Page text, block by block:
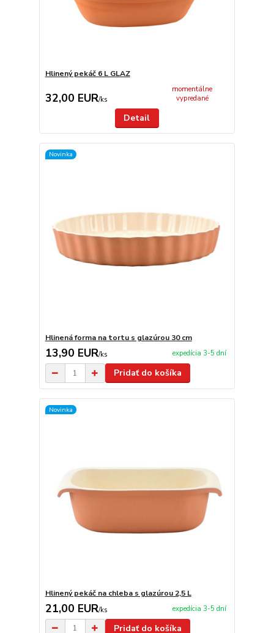
Hlinený pekáč 6 L GLAZ
32,00 EUR/ks
momentálne
vypredané
Detail
Novinka
Hlinená forma na tortu s glazúrou 30 cm
13,90 EUR/ks expedícia 3-5 dní
Pridať do košíka
Novinka
Hlinený pekáč na chleba s glazúrou 2,5 L
21,00 EUR/ks expedícia 3-5 dní
Pridať do košíka